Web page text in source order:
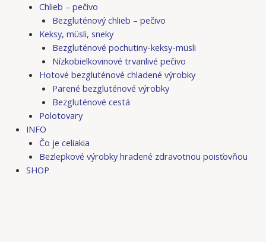
Chlieb – pečivo
Bezgluténový chlieb – pečivo
Keksy, müsli, sneky
Bezgluténové pochutiny-keksy-müsli
Nízkobielkovinové trvanlivé pečivo
Hotové bezgluténové chladené výrobky
Parené bezgluténové výrobky
Bezgluténové cestá
Polotovary
INFO
Čo je celiakia
Bezlepkové výrobky hradené zdravotnou poisťovňou
SHOP